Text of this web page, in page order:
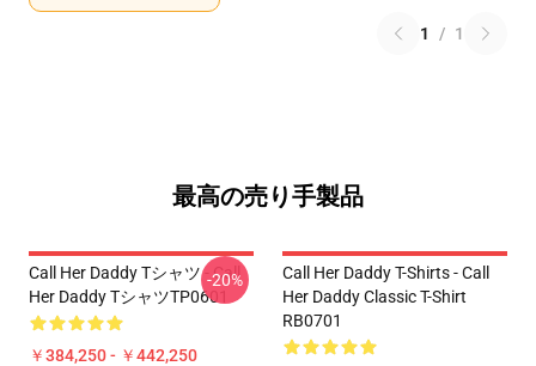
1 / 1
最高の売り手製品
Call Her Daddy Tシャツ - Call
Her Daddy TシャツTP0601
￥384,250 - ￥442,250
-20%
Call Her Daddy T-Shirts - Call
Her Daddy Classic T-Shirt
RB0701